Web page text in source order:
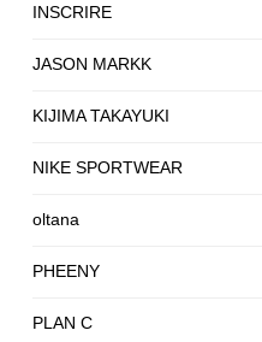
INSCRIRE
JASON MARKK
KIJIMA TAKAYUKI
NIKE SPORTWEAR
oltana
PHEENY
PLAN C